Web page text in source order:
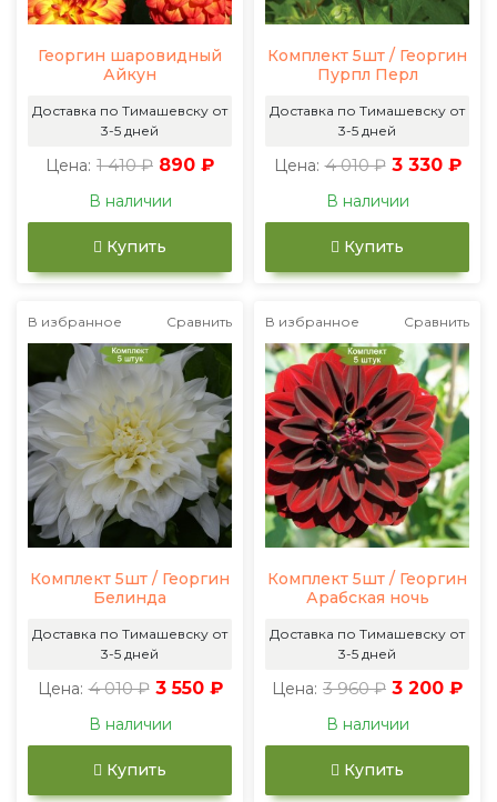
Георгин шаровидный
Айкун
Доставка по Тимашевску от
3-5 дней
Цена: 1 410 ₽ 890 ₽
В наличии
Купить
Комплект 5шт / Георгин
Пурпл Перл
Доставка по Тимашевску от
3-5 дней
Цена: 4 010 ₽ 3 330 ₽
В наличии
Купить
В избранное Сравнить
Комплект 5шт / Георгин
Белинда
Доставка по Тимашевску от
3-5 дней
Цена: 4 010 ₽ 3 550 ₽
В наличии
Купить
В избранное Сравнить
Комплект 5шт / Георгин
Арабская ночь
Доставка по Тимашевску от
3-5 дней
Цена: 3 960 ₽ 3 200 ₽
В наличии
Купить